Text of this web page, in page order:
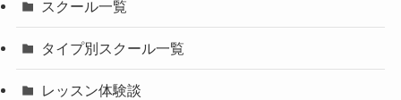
スクール一覧
タイプ別スクール一覧
レッスン体験談